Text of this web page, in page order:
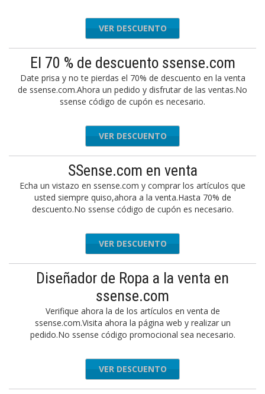
VER DESCUENTO
El 70 % de descuento ssense.com
Date prisa y no te pierdas el 70% de descuento en la venta
de ssense.com.Ahora un pedido y disfrutar de las ventas.No
ssense código de cupón es necesario.
VER DESCUENTO
SSense.com en venta
Echa un vistazo en ssense.com y comprar los artículos que
usted siempre quiso,ahora a la venta.Hasta 70% de
descuento.No ssense código de cupón es necesario.
VER DESCUENTO
Diseñador de Ropa a la venta en
ssense.com
Verifique ahora la de los artículos en venta de
ssense.com.Visita ahora la página web y realizar un
pedido.No ssense código promocional sea necesario.
VER DESCUENTO